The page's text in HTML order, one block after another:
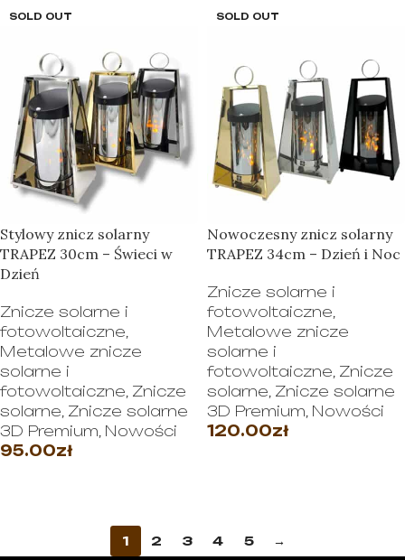
SOLD OUT
Stylowy znicz solarny
TRAPEZ 30cm – Świeci w
Dzień
Znicze solarne i
fotowoltaiczne,
Metalowe znicze
solarne i
fotowoltaiczne, Znicze
solarne, Znicze solarne
3D Premium, Nowości
95.00zł
SOLD OUT
Nowoczesny znicz solarny
TRAPEZ 34cm – Dzień i Noc
Znicze solarne i
fotowoltaiczne,
Metalowe znicze
solarne i
fotowoltaiczne, Znicze
solarne, Znicze solarne
3D Premium, Nowości
120.00zł
1 2 3 4 5 →